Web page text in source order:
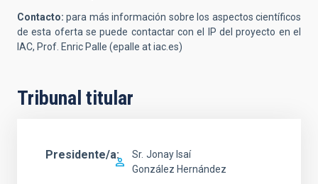
Contacto: para más información sobre los aspectos científicos
de esta oferta se puede contactar con el IP del proyecto en el
IAC, Prof. Enric Palle (epalle at iac.es)
Tribunal titular
Presidente/a Sr. Jonay Isaí
González Hernández